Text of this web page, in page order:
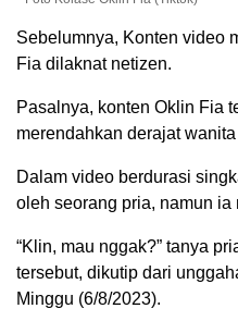
Sebelumnya, Konten video
Fia dilaknat netizen.
Pasalnya, konten Oklin Fia
merendahkan derajat
Dalam video berdurasi
oleh seorang pria, namun ia
“Klin, mau nggak?” tanya
tersebut, dikutip dari
Minggu (6/8/2023).